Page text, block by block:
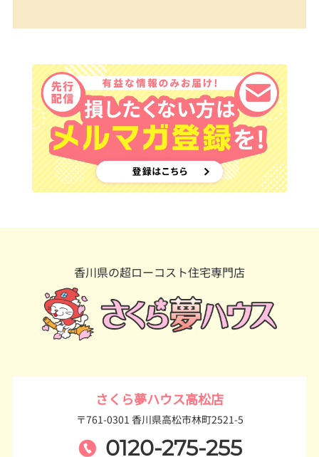
香川県の超ローコスト住宅専門店
さくら夢ハウス高松店
〒761-0301 香川県高松市林町2521-5
0120-275-255